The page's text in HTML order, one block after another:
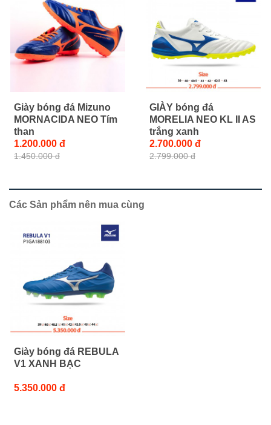
Giày bóng đá Mizuno
MORNACIDA NEO Tím
than
1.200.000 đ
1.450.000 đ
GIÀY bóng đá
MORELIA NEO KL II AS
trắng xanh
2.700.000 đ
2.799.000 đ
Các Sản phẩm nên mua cùng
Giày bóng đá REBULA
V1 XANH BẠC
5.350.000 đ